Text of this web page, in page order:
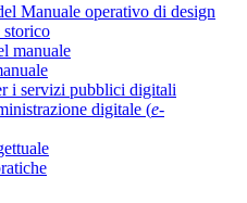
Manuale operativo di design
storico
manuale
i servizi pubblici digitali
digitale (e-